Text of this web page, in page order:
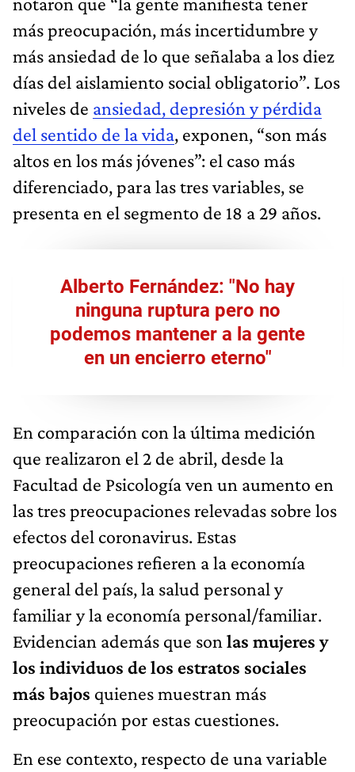
más preocupación, más incertidumbre y
más ansiedad de lo que señalaba a los diez
días del aislamiento social obligatorio”. Los
niveles de ansiedad, depresión y pérdida
del sentido de la vida, exponen, “son más
altos en los más jóvenes”: el caso más
diferenciado, para las tres variables, se
presenta en el segmento de 18 a 29 años.
Alberto Fernández: "No hay
ninguna ruptura pero no
podemos mantener a la gente
en un encierro eterno"
En comparación con la última medición
que realizaron el 2 de abril, desde la
Facultad de Psicología ven un aumento en
las tres preocupaciones relevadas sobre los
efectos del coronavirus. Estas
preocupaciones refieren a la economía
general del país, la salud personal y
familiar y la economía personal/familiar.
Evidencian además que son las mujeres y
los individuos de los estratos sociales
más bajos quienes muestran más
preocupación por estas cuestiones.
En ese contexto, respecto de una variable